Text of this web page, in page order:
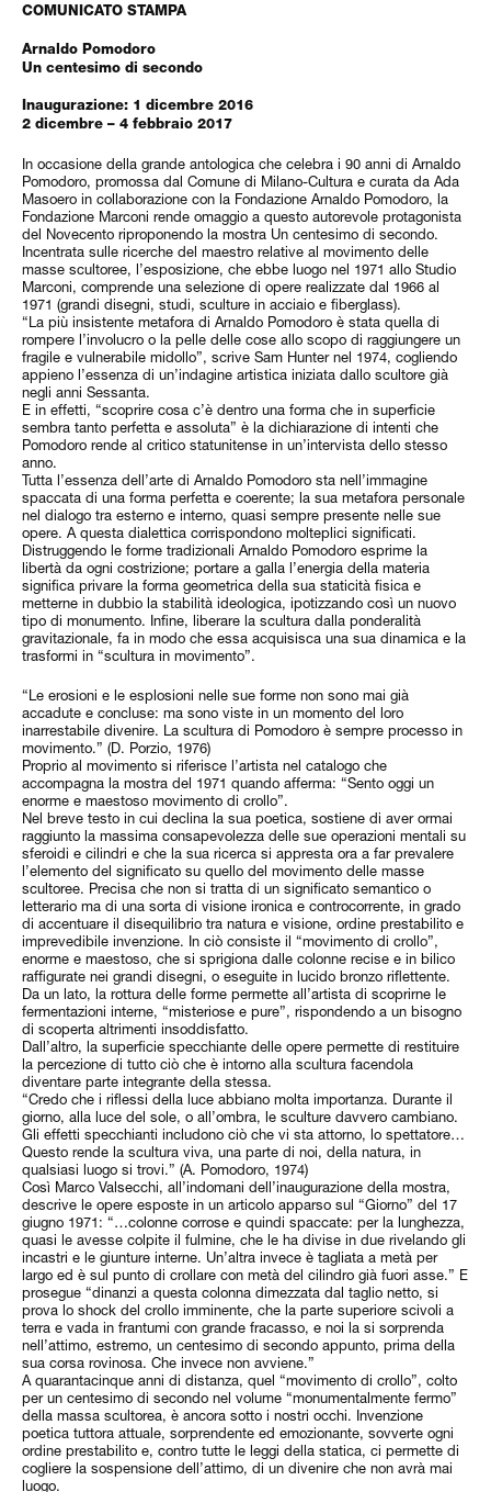
COMUNICATO STAMPA
Arnaldo Pomodoro
Un centesimo di secondo
Inaugurazione: 1 dicembre 2016
2 dicembre – 4 febbraio 2017
In occasione della grande antologica che celebra i 90 anni di Arnaldo
Pomodoro, promossa dal Comune di Milano-Cultura e curata da Ada
Masoero in collaborazione con la Fondazione Arnaldo Pomodoro, la
Fondazione Marconi rende omaggio a questo autorevole protagonista
del Novecento riproponendo la mostra Un centesimo di secondo.
Incentrata sulle ricerche del maestro relative al movimento delle
masse scultoree, l’esposizione, che ebbe luogo nel 1971 allo Studio
Marconi, comprende una selezione di opere realizzate dal 1966 al
1971 (grandi disegni, studi, sculture in acciaio e fiberglass).
“La più insistente metafora di Arnaldo Pomodoro è stata quella di
rompere l’involucro o la pelle delle cose allo scopo di raggiungere un
fragile e vulnerabile midollo”, scrive Sam Hunter nel 1974, cogliendo
appieno l’essenza di un’indagine artistica iniziata dallo scultore già
negli anni Sessanta.
E in effetti, “scoprire cosa c’è dentro una forma che in superficie
sembra tanto perfetta e assoluta” è la dichiarazione di intenti che
Pomodoro rende al critico statunitense in un’intervista dello stesso
anno.
Tutta l’essenza dell’arte di Arnaldo Pomodoro sta nell’immagine
spaccata di una forma perfetta e coerente; la sua metafora personale
nel dialogo tra esterno e interno, quasi sempre presente nelle sue
opere. A questa dialettica corrispondono molteplici significati.
Distruggendo le forme tradizionali Arnaldo Pomodoro esprime la
libertà da ogni costrizione; portare a galla l’energia della materia
significa privare la forma geometrica della sua staticità fisica e
metterne in dubbio la stabilità ideologica, ipotizzando così un nuovo
tipo di monumento. Infine, liberare la scultura dalla ponderalità
gravitazionale, fa in modo che essa acquisisca una sua dinamica e la
trasformi in “scultura in movimento”.
“Le erosioni e le esplosioni nelle sue forme non sono mai già
accadute e concluse: ma sono viste in un momento del loro
inarrestabile divenire. La scultura di Pomodoro è sempre processo in
movimento.” (D. Porzio, 1976)
Proprio al movimento si riferisce l’artista nel catalogo che
accompagna la mostra del 1971 quando afferma: “Sento oggi un
enorme e maestoso movimento di crollo”.
Nel breve testo in cui declina la sua poetica, sostiene di aver ormai
raggiunto la massima consapevolezza delle sue operazioni mentali su
sferoidi e cilindri e che la sua ricerca si appresta ora a far prevalere
l’elemento del significato su quello del movimento delle masse
scultoree. Precisa che non si tratta di un significato semantico o
letterario ma di una sorta di visione ironica e controcorrente, in grado
di accentuare il disequilibrio tra natura e visione, ordine prestabilito e
imprevedibile invenzione. In ciò consiste il “movimento di crollo”,
enorme e maestoso, che si sprigiona dalle colonne recise e in bilico
raffigurate nei grandi disegni, o eseguite in lucido bronzo riflettente.
Da un lato, la rottura delle forme permette all’artista di scoprirne le
fermentazioni interne, “misteriose e pure”, rispondendo a un bisogno
di scoperta altrimenti insoddisfatto.
Dall’altro, la superficie specchiante delle opere permette di restituire
la percezione di tutto ciò che è intorno alla scultura facendola
diventare parte integrante della stessa.
“Credo che i riflessi della luce abbiano molta importanza. Durante il
giorno, alla luce del sole, o all’ombra, le sculture davvero cambiano.
Gli effetti specchianti includono ciò che vi sta attorno, lo spettatore…
Questo rende la scultura viva, una parte di noi, della natura, in
qualsiasi luogo si trovi.” (A. Pomodoro, 1974)
Così Marco Valsecchi, all’indomani dell’inaugurazione della mostra,
descrive le opere esposte in un articolo apparso sul “Giorno” del 17
giugno 1971: “…colonne corrose e quindi spaccate: per la lunghezza,
quasi le avesse colpite il fulmine, che le ha divise in due rivelando gli
incastri e le giunture interne. Un’altra invece è tagliata a metà per
largo ed è sul punto di crollare con metà del cilindro già fuori asse.” E
prosegue “dinanzi a questa colonna dimezzata dal taglio netto, si
prova lo shock del crollo imminente, che la parte superiore scivoli a
terra e vada in frantumi con grande fracasso, e noi la si sorprenda
nell’attimo, estremo, un centesimo di secondo appunto, prima della
sua corsa rovinosa. Che invece non avviene.”
A quarantacinque anni di distanza, quel “movimento di crollo”, colto
per un centesimo di secondo nel volume “monumentalmente fermo”
della massa scultorea, è ancora sotto i nostri occhi. Invenzione
poetica tuttora attuale, sorprendente ed emozionante, sovverte ogni
ordine prestabilito e, contro tutte le leggi della statica, ci permette di
cogliere la sospensione dell’attimo, di un divenire che non avrà mai
luogo.